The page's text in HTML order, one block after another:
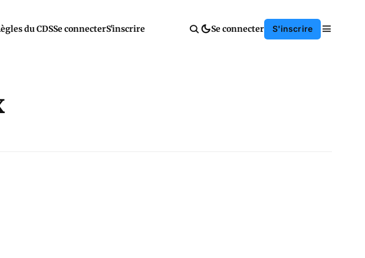
du CDSSe connecterS'inscrire Se connecter S'inscrire